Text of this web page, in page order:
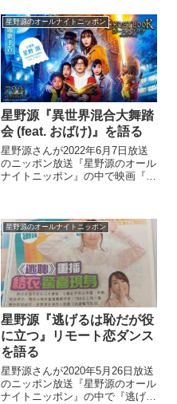
た『うちで踊ろう（大晦日）』に
ついてトーク。新たに追加された
2番の歌詞について話していまし
た。
星野源のオールナイトニッポン
星野源『異世界混合大舞踏
会 (feat. おばけ)』を語る
星野源さんが2022年6月7日放送
のニッポン放送『星野源のオール
ナイトニッポン』の中で映画『ゴ
ました。
星野源のオールナイトニッポン
星野源『逃げるは恥だが役
に立つ』リモート恋ダンス
を語る
星野源さんが2020年5月26日放送
のニッポン放送『星野源のオール
ナイトニッポン』の中で『逃げる